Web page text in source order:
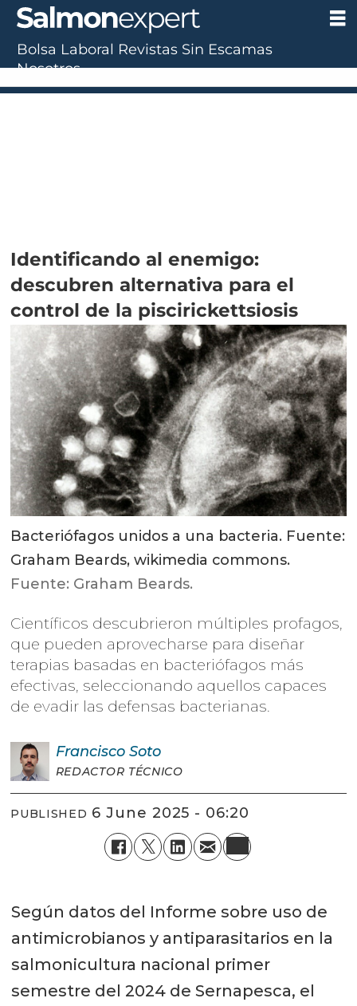
Identificando al enemigo:
descubren alternativa para el
control de la piscirickettsiosis
Bacteriófagos unidos a una bacteria. Fuente:
Graham Beards, wikimedia commons.
Fuente: Graham Beards.
Científicos descubrieron múltiples profagos,
que pueden aprovecharse para diseñar
terapias basadas en bacteriófagos más
efectivas, seleccionando aquellos capaces
de evadir las defensas bacterianas.
Francisco Soto
REDACTOR TÉCNICO
PUBLISHED 6 June 2025 - 06:20
Según datos del Informe sobre uso de
antimicrobianos y antiparasitarios en la
salmonicultura nacional primer
semestre del 2024 de Sernapesca, el
Bolsa Laboral Revistas Sin Escamas
Nosotros